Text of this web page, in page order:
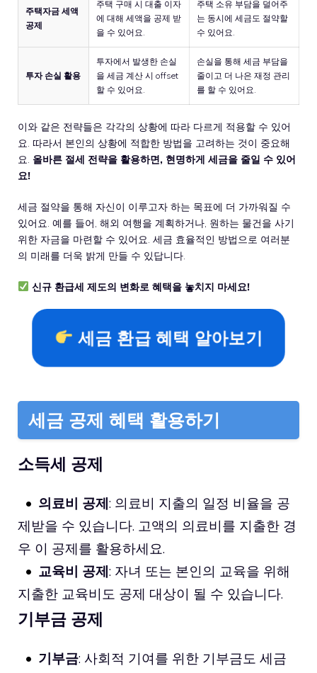
주택자금 세액
공제
주택 구매 시 대출 이자
에 대해 세액을 공제 받
을 수 있어요.
주택 소유 부담을 덜어주
는 동시에 세금도 절약할
수 있어요.
투자 손실 활용
투자에서 발생한 손실
을 세금 계산 시 offset
할 수 있어요.
손실을 통해 세금 부담을
줄이고 더 나은 재정 관리
를 할 수 있어요.
이와 같은 전략들은 각각의 상황에 따라 다르게 적용할 수 있어
요. 따라서 본인의 상황에 적합한 방법을 고려하는 것이 중요해
요. 올바른 절세 전략을 활용하면, 현명하게 세금을 줄일 수 있어
요!
세금 절약을 통해 자신이 이루고자 하는 목표에 더 가까워질 수
있어요. 예를 들어, 해외 여행을 계획하거나, 원하는 물건을 사기
위한 자금을 마련할 수 있어요. 세금 효율적인 방법으로 여러분
의 미래를 더욱 밝게 만들 수 있답니다.
신규 환급세 제도의 변화로 혜택을 놓치지 마세요!
세금 환급 혜택 알아보기
세금 공제 혜택 활용하기
소득세 공제
의료비 공제: 의료비 지출의 일정 비율을 공
제받을 수 있습니다. 고액의 의료비를 지출한 경
우 이 공제를 활용하세요.
교육비 공제: 자녀 또는 본인의 교육을 위해
지출한 교육비도 공제 대상이 될 수 있습니다.
기부금 공제
기부금: 사회적 기여를 위한 기부금도 세금